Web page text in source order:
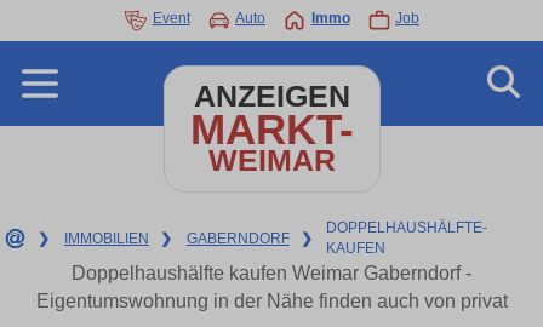
Event Auto Immo Job
ANZEIGEN
MARKT-
WEIMAR
❯ IMMOBILIEN ❯ GABERNDORF ❯
DOPPELHAUSHÄLFTE-
KAUFEN
Doppelhaushälfte kaufen Weimar Gaberndorf -
Eigentumswohnung in der Nähe finden auch von privat